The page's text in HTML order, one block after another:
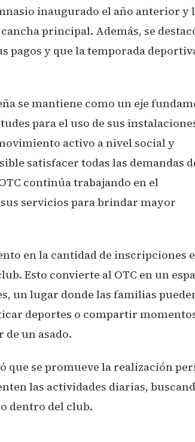
inaugurado el año anterior y
principal. Además, se
pagos y que la temporada
se mantiene como un eje
para el uso de sus
activo a nivel social y
satisfacer todas las demandas
continúa trabajando en el
servicios para brindar mayor
en la cantidad de inscripciones
Esto convierte al OTC en un
un lugar donde las familias
deportes o compartir
un asado.
que se promueve la realización
las actividades diarias,
dentro del club.